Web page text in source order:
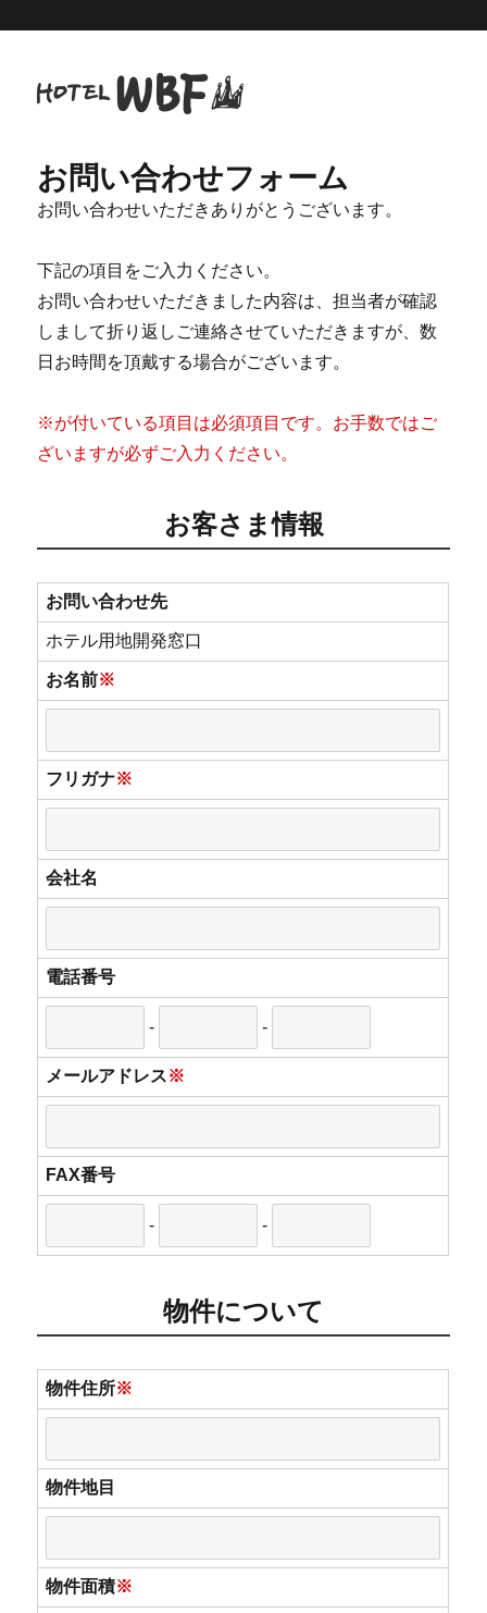
お問い合わせフォーム
お問い合わせいただきありがとうございます。
下記の項目をご入力ください。
お問い合わせいただきました内容は、担当者が確認
しまして折り返しご連絡させていただきますが、数
日お時間を頂戴する場合がございます。
※が付いている項目は必須項目です。お手数ではご
ざいますが必ずご入力ください。
お客さま情報
お問い合わせ先
ホテル用地開発窓口
お名前※
フリガナ※
会社名
電話番号
- -
メールアドレス※
FAX番号
- -
物件について
物件住所※
物件地目
物件面積※